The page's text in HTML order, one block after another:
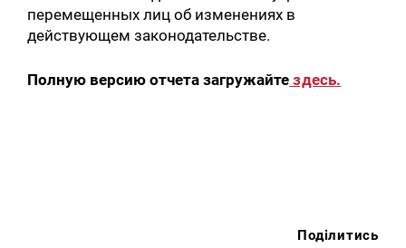
перемещенных лиц об изменениях в
действующем законодательстве.
Полную версию отчета загружайте здесь.
Поділитись